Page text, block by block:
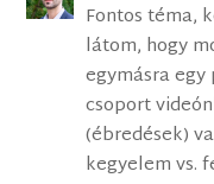
Fontos téma,
látom, hogy
egymásra
csoport
(ébredések)
kegyelem vs.